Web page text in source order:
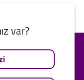
var?